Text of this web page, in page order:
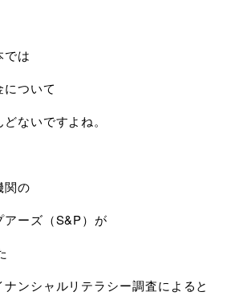
では
ついて
ないですよね。
関の
アーズ（S&P）が
ンシャルリテラシー調査によると